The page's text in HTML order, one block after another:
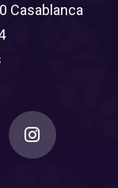
Casablanca